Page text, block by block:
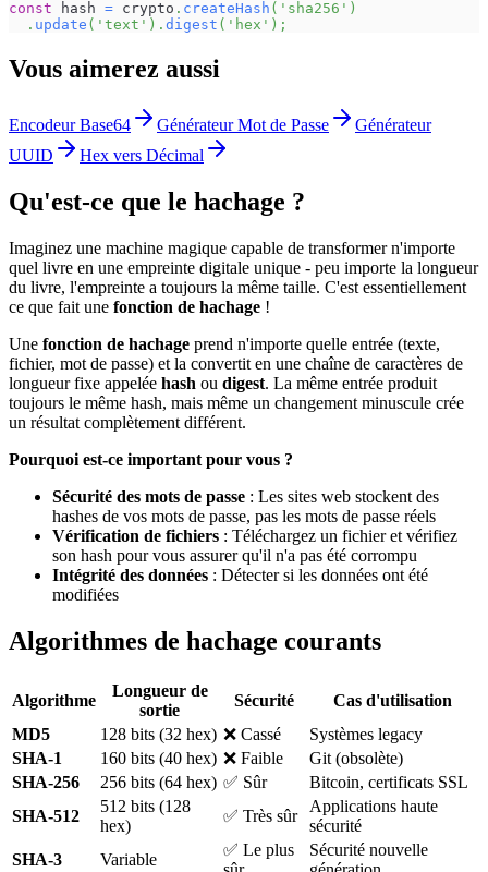
const hash = crypto . createHash ( 'sha256' )
. update ( 'text' ) . digest ( 'hex' ) ;
Vous aimerez aussi
Encodeur Base64 Générateur Mot de Passe
Générateur
UUID
Hex vers Décimal
Qu'est-ce que le hachage ?
Imaginez une machine magique capable de transformer n'importe
quel livre en une empreinte digitale unique - peu importe la longueur
du livre, l'empreinte a toujours la même taille. C'est essentiellement
ce que fait une fonction de hachage !
Une fonction de hachage prend n'importe quelle entrée (texte,
fichier, mot de passe) et la convertit en une chaîne de caractères de
longueur fixe appelée hash ou digest. La même entrée produit
toujours le même hash, mais même un changement minuscule crée
un résultat complètement différent.
Pourquoi est-ce important pour vous ?
Sécurité des mots de passe : Les sites web stockent des
hashes de vos mots de passe, pas les mots de passe réels
Vérification de fichiers : Téléchargez un fichier et vérifiez
son hash pour vous assurer qu'il n'a pas été corrompu
Intégrité des données : Détecter si les données ont été
modifiées
Algorithmes de hachage courants
Algorithme
Longueur de
sortie
Sécurité
Cas d'utilisation
MD5
128 bits (32 hex) ❌ Cassé
Systèmes legacy
SHA-1
160 bits (40 hex) ❌ Faible
Git (obsolète)
SHA-256
256 bits (64 hex) ✅ Sûr
Bitcoin, certificats SSL
SHA-512
512 bits (128
hex)
✅ Très sûr
Applications haute
sécurité
SHA-3
Variable
✅ Le plus
Sécurité nouvelle